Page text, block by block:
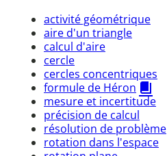
activité géométrique
aire d'un triangle
calcul d'aire
cercle
cercles concentriques
formule de Héron
mesure et incertitude
précision de calcul
résolution de problème
rotation dans l'espace